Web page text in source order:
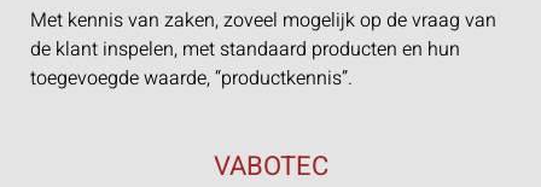
Met kennis van zaken, zoveel mogelijk op de vraag van
de klant inspelen, met standaard producten en hun
toegevoegde waarde, “productkennis”.
VABOTEC